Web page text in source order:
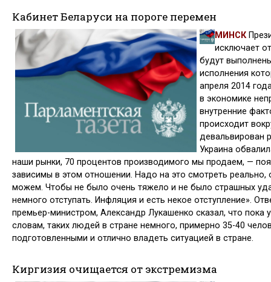
Кабинет Беларуси на пороге перемен
МИНСК
ис­ключает
будут
исполнения
апреля 2014
в экономике
внутренние
происходит
девальвирован
Украина
наши рынки, 70 процентов про­изводимого мы продаем, —
зависимы в этом отношении. Надо на это смотреть
мо­жем. Чтобы не было очень тяжело и не было страшных
немно­го отступать. Инфляция и есть некое отступление».
премьер-ми­нистром, Александр Лукашенко ска­зал, что пока
словам, таких людей в стране немного, примерно 35-40
подготовленными и отлично владеть ситуацией в стране.
Киргизия очищается от экстремизма